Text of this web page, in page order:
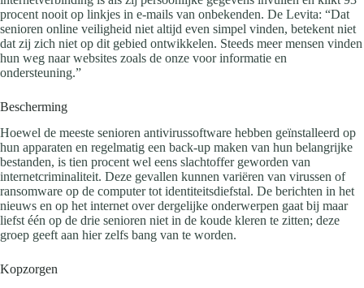
procent nooit op linkjes in e-mails van onbekenden. De Levita: “Dat
senioren online veiligheid niet altijd even simpel vinden, betekent niet
dat zij zich niet op dit gebied ontwikkelen. Steeds meer mensen vinden
hun weg naar websites zoals de onze voor informatie en
ondersteuning.”
Bescherming
Hoewel de meeste senioren antivirussoftware hebben geïnstalleerd op
hun apparaten en regelmatig een back-up maken van hun belangrijke
bestanden, is tien procent wel eens slachtoffer geworden van
internetcriminaliteit. Deze gevallen kunnen variëren van virussen of
ransomware op de computer tot identiteitsdiefstal. De berichten in het
nieuws en op het internet over dergelijke onderwerpen gaat bij maar
liefst één op de drie senioren niet in de koude kleren te zitten; deze
groep geeft aan hier zelfs bang van te worden.
Kopzorgen